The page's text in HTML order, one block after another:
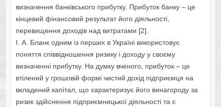
визначення банківського прибутку. Прибуток банку – це
кінцевий фінансовий результат його діяльності,
перевищення доходів над витратами [2].
І. А. Бланк одним із перших в Україні використовує
поняття співвідношення ризику і доходу у своєму
визначенні прибутку. На думку вченого, прибуток – це
втілений у грошовій формі чистий дохід підприємця на
вкладений капітал, що характеризує його винагороду за
ризик здійснення підприємницької діяльності та є